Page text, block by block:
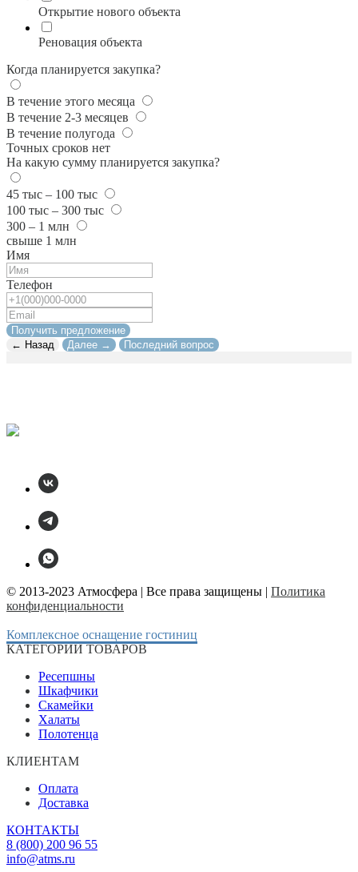
Открытие нового объекта
Реновация объекта
Когда планируется закупка?
В течение этого месяца
В течение 2-3 месяцев
В течение полугода
Точных сроков нет
На какую сумму планируется закупка?
45 тыс – 100 тыс
100 тыс – 300 тыс
300 – 1 млн
свыше 1 млн
Имя
Телефон
Получить предложение
← Назад
Далее → Последний вопрос
© 2013-2023 Атмосфера | Все права защищены | Политика
конфиденциальности
Комплексное оснащение гостиниц
КАТЕГОРИИ ТОВАРОВ
Ресепшны
Шкафчики
Скамейки
Халаты
Полотенца
КЛИЕНТАМ
Оплата
Доставка
КОНТАКТЫ
8 (800) 200 96 55
info@atms.ru